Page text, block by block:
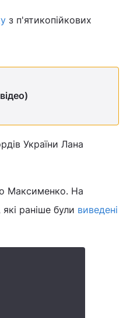
з п'ятикопійкових
України Лана
Максименко. На
раніше були виведені